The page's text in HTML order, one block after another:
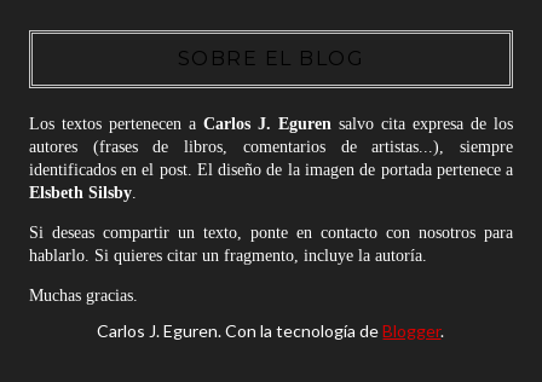
SOBRE EL BLOG
Los textos pertenecen a Carlos J. Egurensalvo cita expresa de los
autores (frases de libros, comentarios de artistas...), siempre
identificados en el post. El diseño de la imagen de portada pertenece a
Elsbeth Silsby.
Si deseas compartir un texto, ponte en contacto con nosotros para
hablarlo. Si quieres citar un fragmento, incluye la autoría.
Muchas gracias.
Carlos J. Eguren. Con la tecnología deBlogger.